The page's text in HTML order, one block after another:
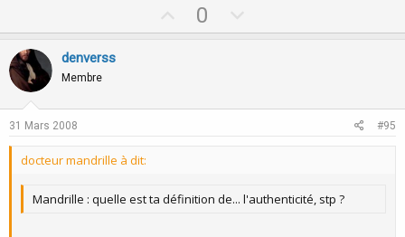
p
0
o
denverss
Membre
31 Mars 2008 #95
docteur mandrille à dit:
Mandrille : quelle est ta définition de... l'authenticité, stp ?